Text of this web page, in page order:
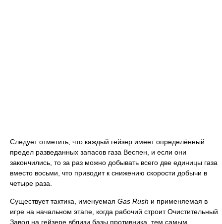
Следует отметить, что каждый гейзер имеет определённый
предел разведанных запасов газа Веспен, и если они
закончились, то за раз можно добывать всего две единицы газа
вместо восьми, что приводит к снижению скорости добычи в
четыре раза.
Существует тактика, именуемая Gas Rush и применяемая в
игре на начальном этапе, когда рабочий строит Очистительный
Завод на гейзере вблизи базы противника, тем самым